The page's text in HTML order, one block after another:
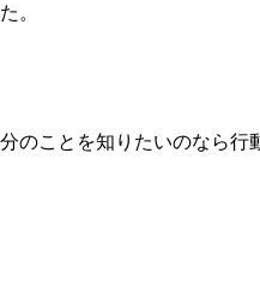
。
ことを知りたいのなら